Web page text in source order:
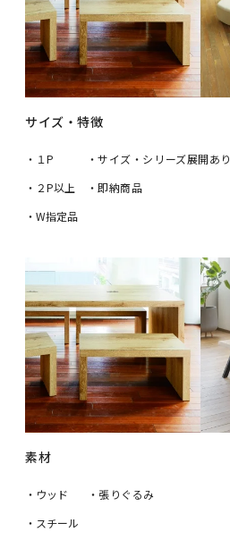
サイズ・特徴
・１P
・２P以上
・W指定品
・サイズ・シリーズ展開あり
・即納商品
素材
・ウッド
・スチール
・張りぐるみ